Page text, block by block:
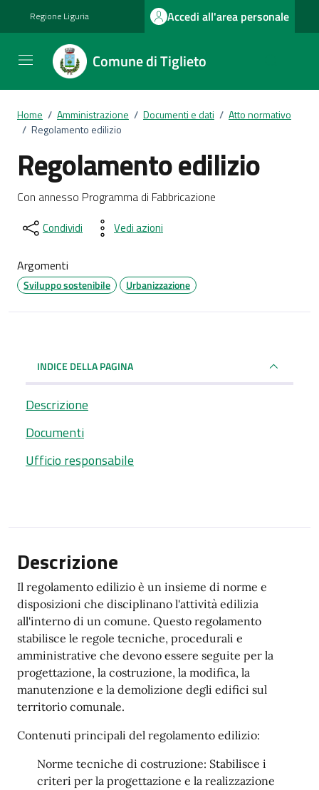
Regione Liguria Accedi all'area personale
Comune di Tiglieto
Home / Amministrazione / Documenti e dati / Atto normativo
/ Regolamento edilizio
Regolamento edilizio
Dettagli del documento
Con annesso Programma di Fabbricazione
Condividi Vedi azioni
Argomenti
Sviluppo sostenibile Urbanizzazione
INDICE DELLA PAGINA
Descrizione
Documenti
Ufficio responsabile
Descrizione
Il regolamento edilizio è un insieme di norme e
disposizioni che disciplinano l'attività edilizia
all'interno di un comune. Questo regolamento
stabilisce le regole tecniche, procedurali e
amministrative che devono essere seguite per la
progettazione, la costruzione, la modifica, la
manutenzione e la demolizione degli edifici sul
territorio comunale.
Contenuti principali del regolamento edilizio:
Norme tecniche di costruzione: Stabilisce i
criteri per la progettazione e la realizzazione